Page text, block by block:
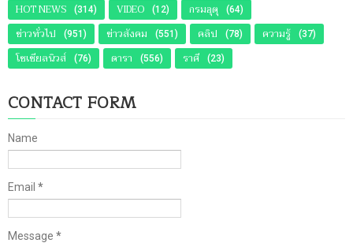
HOT NEWS (314) VIDEO (12) กรมอุตุ (64)
ข่าวทั่วไป (951) ข่าวสังคม (551) คลิป (78) ความรู้ (37)
โซเชียลนิวส์ (76) ดารา (556) ราศี (23)
CONTACT FORM
Name
Email *
Message *